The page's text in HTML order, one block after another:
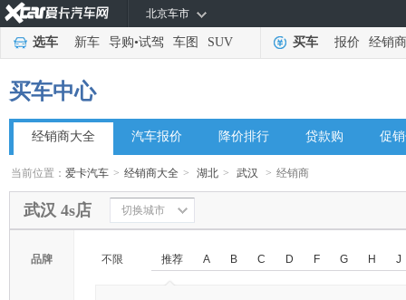
北京车市
选车 新车 导购•试驾 车图 SUV 买车 报价 经销商
买车中心
经销商大全 汽车报价 降价排行 贷款购 促
当前位置：爱卡汽车 > 经销商大全 > 湖北 > 武汉 > 经销商
武汉 4s店 切换城市
品牌 不限 推荐 A B C D F G H J
◆
◆